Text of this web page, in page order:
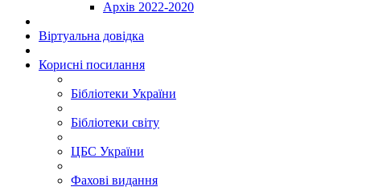
Архів 2022-2020
Віртуальна довідка
Корисні посилання
Бібліотеки України
Бібліотеки світу
ЦБС України
Фахові видання